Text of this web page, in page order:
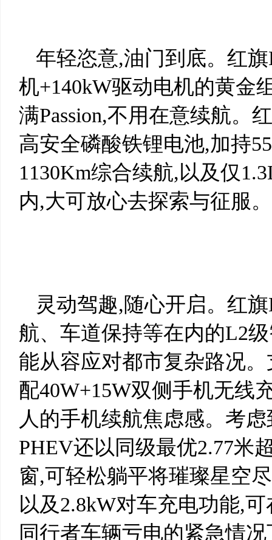
年轻恣意,油门到底。红
机+140kW驱动电机的黄金
满Passion,不用在意续航。
高安全磷酸铁锂电池,加持
1130Km综合续航,以及仅
内,大可放心去探索与征服。
灵动驾趣,随心开启。红
航、车道保持等在内的L2
能从容应对都市复杂路况
配40W+15W双侧手机无线
人的手机续航焦虑感。考
PHEV还以同级最优2.77米
窗,可轻松躺平将璀璨星空
以及2.8kW对车充电功能,
同行者车辆亏电的紧急情